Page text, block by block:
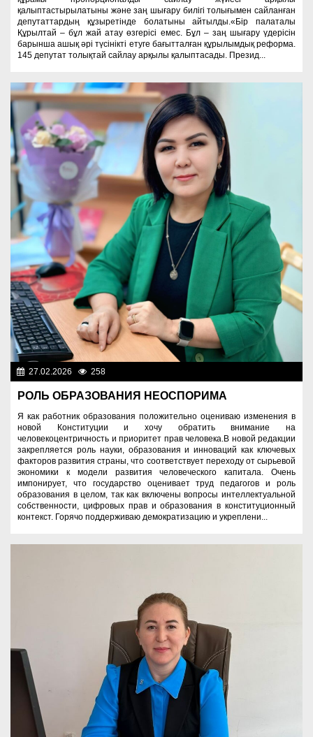
қалыптастырылатыны және заң шығару билігі толығымен сайланған
депутаттардың құзыретінде болатыны айтылды.«Бір палаталы
Құрылтай – бұл жай атау өзгерісі емес. Бұл – заң шығару үдерісін
барынша ашық әрі түсінікті етуге бағытталған құрылымдық реформа.
145 депутат толықтай сайлау арқылы қалыптасады. Презид...
27.02.2026 258
РОЛЬ ОБРАЗОВАНИЯ НЕОСПОРИМА
Я как работник образования положительно оцениваю изменения в
новой Конституции и хочу обратить внимание на
человекоцентричность и приоритет прав человека.В новой редакции
закрепляется роль науки, образования и инноваций как ключевых
факторов развития страны, что соответствует переходу от сырьевой
экономики к модели развития человеческого капитала. Очень
импонирует, что государство оценивает труд педагогов и роль
образования в целом, так как включены вопросы интеллектуальной
собственности, цифровых прав и образования в конституционный
контекст. Горячо поддерживаю демократизацию и укреплени...